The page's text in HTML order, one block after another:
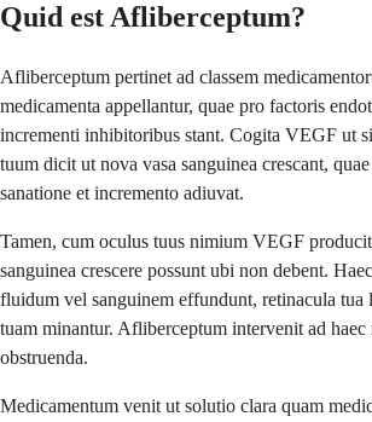
Quid est Afliberceptum?
Afliberceptum pertinet ad classem
medicamenta appellantur, quae pro factoris
incrementi inhibitoribus stant. Cogita VEGF ut
tuum dicit ut nova vasa sanguinea crescant,
sanatione et incremento adiuvat.
Tamen, cum oculus tuus nimium VEGF
sanguinea crescere possunt ubi non debent.
fluidum vel sanguinem effundunt, retinacula tua
tuam minantur. Afliberceptum intervenit ad
obstruenda.
Medicamentum venit ut solutio clara quam